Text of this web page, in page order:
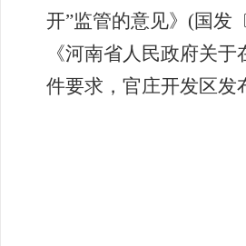
开”监管的意见》(国发
《河南省人民政府关
件要求，官庄开发区发